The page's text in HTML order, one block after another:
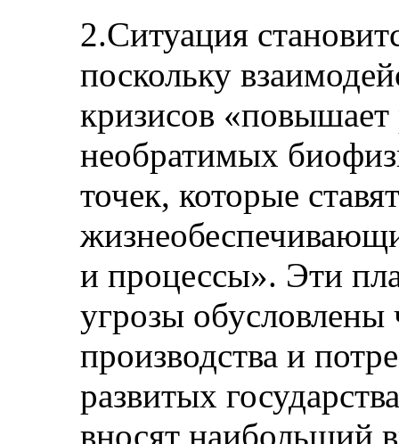
2.Ситуация
поскольку
кризисов
необратимых
точек, которые
и процессы». Эти
угрозы
производства и
развитых
вносят наибольший